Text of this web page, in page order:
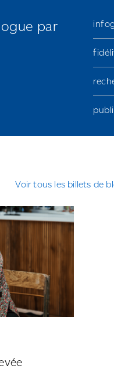
par
Voir tous les billets de